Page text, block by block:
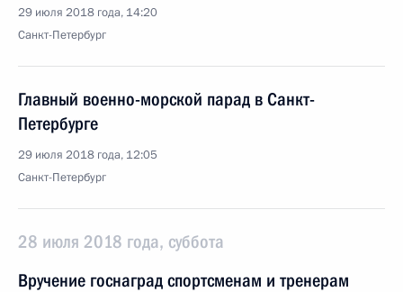
29 июля 2018 года, 14:20
Санкт-Петербург
Главный военно-морской парад в Санкт-
Петербурге
29 июля 2018 года, 12:05
Санкт-Петербург
28 июля 2018 года, суббота
Вручение госнаград спортсменам и тренерам